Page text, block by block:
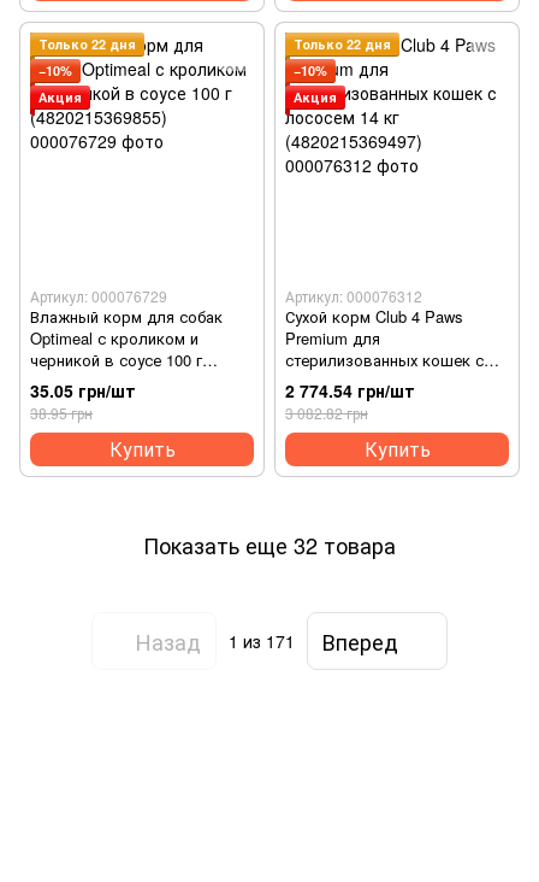
Только 22 дня
−10%
Акция
Артикул: 000076729
Влажный корм для собак
Optimeal с кроликом и
черникой в ​​соусе 100 г
(4820215369855)
35.05 грн/шт
38.95 грн
Купить
Только 22 дня
−10%
Акция
Артикул: 000076312
Сухой корм Club 4 Paws
Premium для
стерилизованных кошек с
лососем 14 кг
(4820215369497)
2 774.54 грн/шт
3 082.82 грн
Купить
Показать еще 32 товара
Назад 1 из 171 Вперед